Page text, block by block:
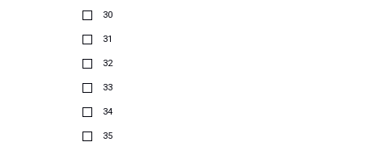
30
31
32
33
34
35